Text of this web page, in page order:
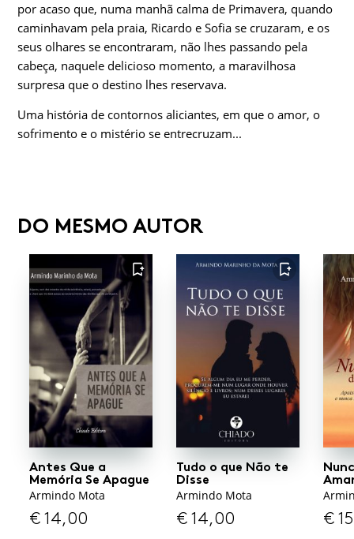
por acaso que, numa manhã calma de Primavera, quando
caminhavam pela praia, Ricardo e Sofia se cruzaram, e os
seus olhares se encontraram, não lhes passando pela
cabeça, naquele delicioso momento, a maravilhosa
surpresa que o destino lhes reservava.
Uma história de contornos aliciantes, em que o amor, o
sofrimento e o mistério se entrecruzam...
DO MESMO AUTOR
FAVORITO
Antes Que a
Memória Se Apague
Armindo Mota
€14,00
FAVORITO
Tudo o que Não te
Disse
Armindo Mota
€14,00 €